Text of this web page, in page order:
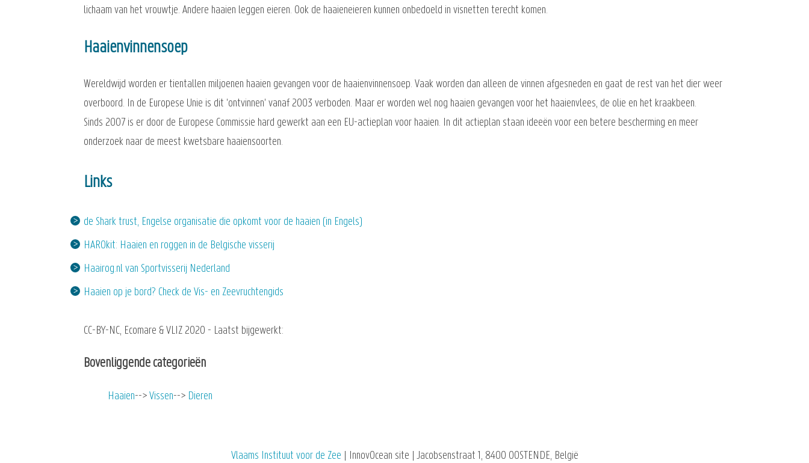
lichaam van het vrouwtje. Andere haaien leggen eieren. Ook de haaieneieren kunnen onbedoeld in visnetten terecht komen.
Haaienvinnensoep
Wereldwijd worden er tientallen miljoenen haaien gevangen voor de haaienvinnensoep. Vaak worden dan alleen de vinnen afgesneden en gaat de rest van het dier weer
overboord. In de Europese Unie is dit 'ontvinnen' vanaf 2003 verboden. Maar er worden wel nog haaien gevangen voor het haaienvlees, de olie en het kraakbeen.
Sinds 2007 is er door de Europese Commissie hard gewerkt aan een EU-actieplan voor haaien. In dit actieplan staan ideeën voor een betere bescherming en meer
onderzoek naar de meest kwetsbare haaiensoorten.
Links
de Shark trust, Engelse organisatie die opkomt voor de haaien (in Engels)
HAROkit: Haaien en roggen in de Belgische visserij
Haairog.nl van Sportvisserij Nederland
Haaien op je bord? Check de Vis- en Zeevruchtengids
CC-BY-NC, Ecomare & VLIZ 2020 - Laatst bijgewerkt:
Bovenliggende categorieën
Haaien Vissen Dieren
Vlaams Instituut voor de Zee | InnovOcean site | Jacobsenstraat 1, 8400 OOSTENDE, België